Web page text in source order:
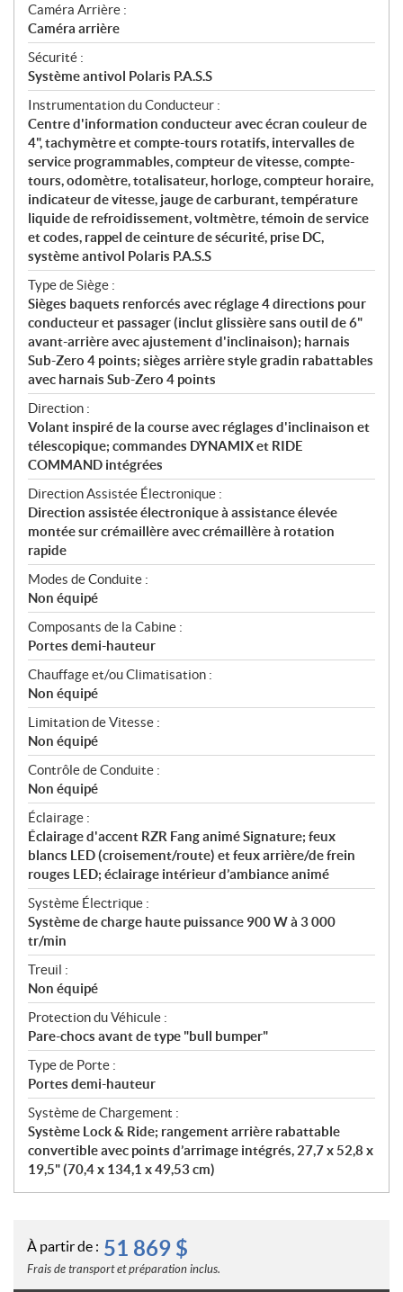
Caméra Arrière :
Caméra arrière
Sécurité :
Système antivol Polaris P.A.S.S
Instrumentation du Conducteur :
Centre d'information conducteur avec écran couleur de
4", tachymètre et compte-tours rotatifs, intervalles de
service programmables, compteur de vitesse, compte-
tours, odomètre, totalisateur, horloge, compteur horaire,
indicateur de vitesse, jauge de carburant, température
liquide de refroidissement, voltmètre, témoin de service
et codes, rappel de ceinture de sécurité, prise DC,
système antivol Polaris P.A.S.S
Type de Siège :
Sièges baquets renforcés avec réglage 4 directions pour
conducteur et passager (inclut glissière sans outil de 6"
avant-arrière avec ajustement d'inclinaison); harnais
Sub-Zero 4 points; sièges arrière style gradin rabattables
avec harnais Sub-Zero 4 points
Direction :
Volant inspiré de la course avec réglages d'inclinaison et
télescopique; commandes DYNAMIX et RIDE
COMMAND intégrées
Direction Assistée Électronique :
Direction assistée électronique à assistance élevée
montée sur crémaillère avec crémaillère à rotation
rapide
Modes de Conduite :
Non équipé
Composants de la Cabine :
Portes demi-hauteur
Chauffage et/ou Climatisation :
Non équipé
Limitation de Vitesse :
Non équipé
Contrôle de Conduite :
Non équipé
Éclairage :
Éclairage d'accent RZR Fang animé Signature; feux
blancs LED (croisement/route) et feux arrière/de frein
rouges LED; éclairage intérieur d’ambiance animé
Système Électrique :
Système de charge haute puissance 900 W à 3 000
tr/min
Treuil :
Non équipé
Protection du Véhicule :
Pare-chocs avant de type "bull bumper"
Type de Porte :
Portes demi-hauteur
Système de Chargement :
Système Lock & Ride; rangement arrière rabattable
convertible avec points d’arrimage intégrés, 27,7 x 52,8 x
19,5" (70,4 x 134,1 x 49,53 cm)
À partir de : 51 869 $
Frais de transport et préparation inclus.